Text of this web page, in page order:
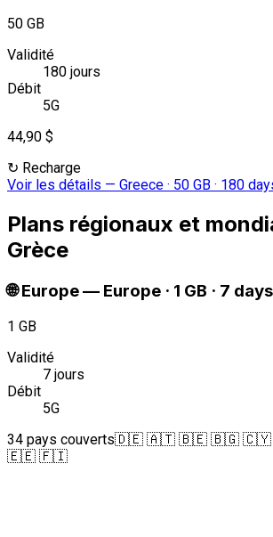
50 GB
Validité
180 jours
Débit
5G
44,90 $
↻ Recharge
Voir les détails — Greece · 50 GB · 180
Plans régionaux et
Grèce
🌐 Europe— Europe · 1 GB · 7 days
1 GB
Validité
7 jours
Débit
5G
34 pays couverts🇩🇪 🇦🇹 🇧🇪 🇧🇬
🇪🇪 🇫🇮